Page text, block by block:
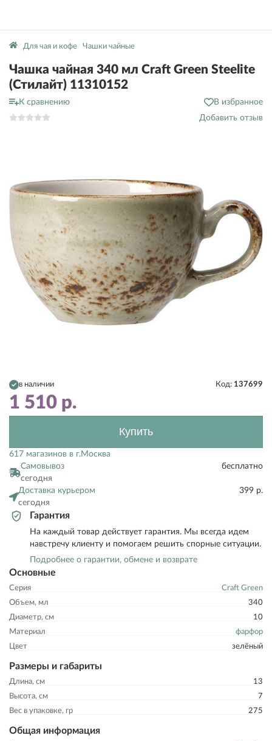
Для чая и кофе Чашки чайные
Чашка чайная 340 мл Craft Green Steelite
(Стилайт) 11310152
К сравнению
В избранное
Добавить отзыв
Основные
Серия
Craft Green
Объем, мл
340
Диаметр, см
10
Материал
фарфор
Цвет
зелёный
Размеры и габариты
Длина, см
13
Высота, см
7
Вес в упаковке, гр
275
Общая информация
в наличии Код: 137699
1 510 р.
Купить
617 магазинов в г.Москва
Самовывоз
сегодня
бесплатно
Доставка курьером
сегодня
399 р.
Гарантия
На каждый товар действует гарантия. Мы всегда идем
навстречу клиенту и помогаем решить спорные ситуации.
Подробнее о гарантии, обмене и возврате